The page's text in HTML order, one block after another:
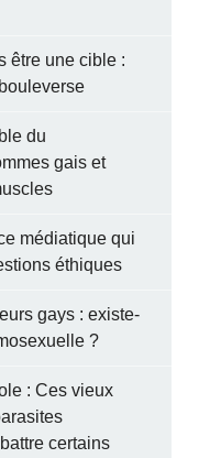
être une cible :
du
gais et
médiatique qui
éthiques
gays : existe-
?
: Ces vieux
certains